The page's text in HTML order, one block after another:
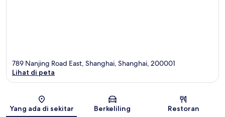
Peta
789 Nanjing Road East, Shanghai, Shanghai, 200001
Lihat di peta
Yang ada di sekitar Berkeliling Restoran